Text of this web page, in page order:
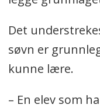
Det
søvn er
kunne lære.
– En elev som